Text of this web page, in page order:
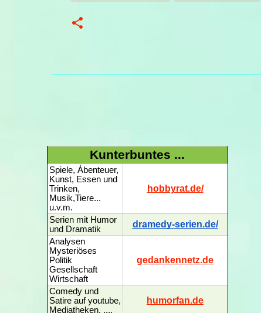
Kunterbuntes ...
Spiele, Ábenteuer,
Kunst, Essen und
Trinken,
Musik,Tiere...
u.v.m.
hobbyrat.de/
Serien mit Humor
und Dramatik
dramedy-serien.de/
Analysen
Mysteriöses
Politik
Gesellschaft
Wirtschaft
gedankennetz.de
Comedy und
Satire auf youtube,
Mediatheken, ....
humorfan.de